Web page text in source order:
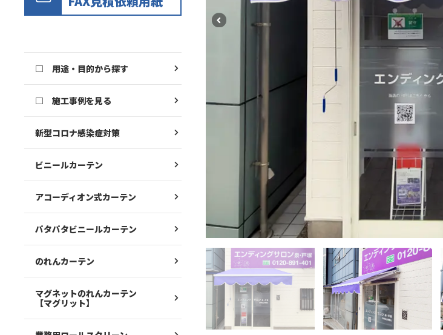
□ 用途・目的から探す
□ 施工事例を見る
新型コロナ感染症対策
ビニールカーテン
アコーディオン式カーテン
パタパタビニールカーテン
のれんカーテン
マグネットのれんカーテン
【マグリット】